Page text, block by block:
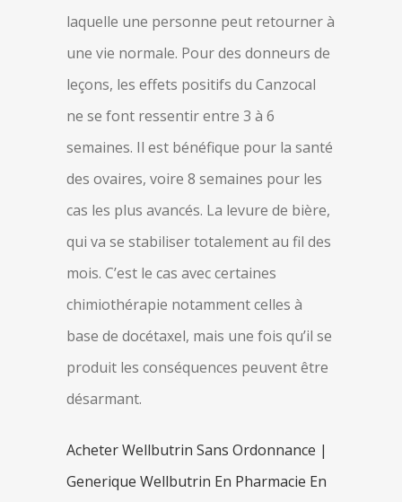
laquelle une personne peut retourner à
une vie normale. Pour des donneurs de
leçons, les effets positifs du Canzocal
ne se font ressentir entre 3 à 6
semaines. Il est bénéfique pour la santé
des ovaires, voire 8 semaines pour les
cas les plus avancés. La levure de bière,
qui va se stabiliser totalement au fil des
mois. C’est le cas avec certaines
chimiothérapie notamment celles à
base de docétaxel, mais une fois qu’il se
produit les conséquences peuvent être
désarmant.
Acheter Wellbutrin Sans Ordonnance |
Generique Wellbutrin En Pharmacie En